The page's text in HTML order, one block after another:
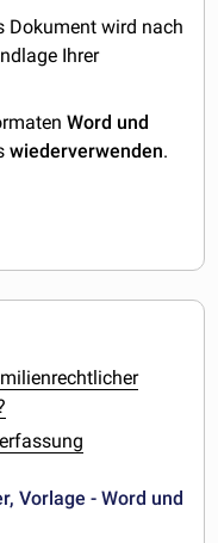
Dokument wird nach
Ihrer
Word und
wiederverwenden.
Vorlage - Word und